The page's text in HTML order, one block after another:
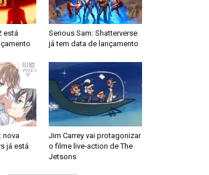
está
Serious Sam: Shatterverse
já tem data de lançamento
nova
já está
Jim Carrey vai protagonizar
o filme live-action de The
Jetsons